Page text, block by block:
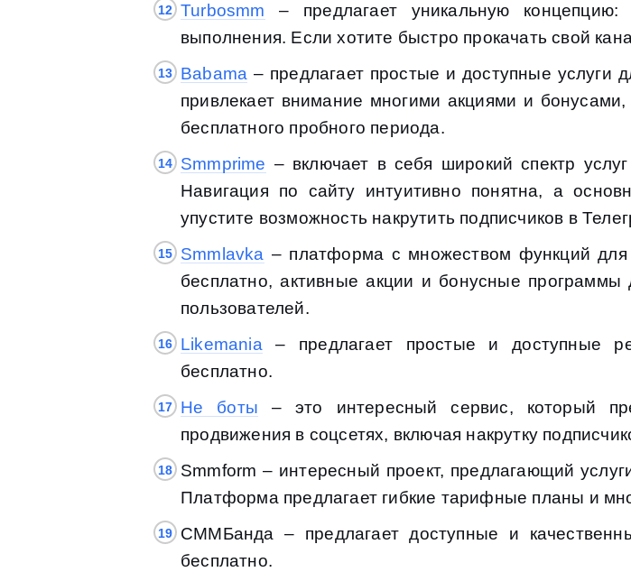
Turbosmm – предлагает уникальную
выполнения. Если хотите быстро прокачать свой
Babama – предлагает простые и доступные услуги
привлекает внимание многими акциями и
бесплатного пробного периода.
Smmprime – включает в себя широкий спектр
Навигация по сайту интуитивно понятна, а
упустите возможность накрутить подписчиков в
Smmlavka – платформа с множеством функций для
бесплатно, активные акции и бонусные
пользователей.
Likemania– предлагает простые и доступные
бесплатно.
Не боты – это интересный сервис, который
продвижения в соцсетях, включая накрутку
Smmform – интересный проект, предлагающий
Платформа предлагает гибкие тарифные планы и
СММБанда – предлагает доступные и
бесплатно.